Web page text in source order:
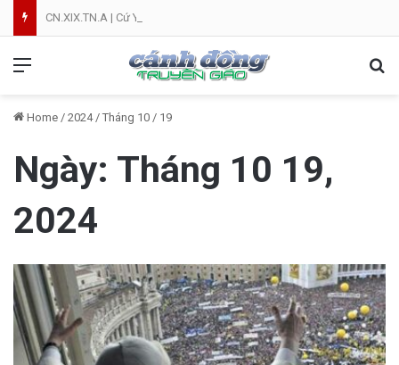
CN.XIX.TN.A | Cứ Yên Tâm | NVT
Home / 2024 / Tháng 10 / 19
Ngày: Tháng 10 19,
2024